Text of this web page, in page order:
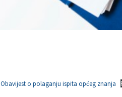
Obavijest o polaganju ispita općeg znanja